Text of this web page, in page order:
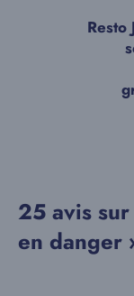
Resto
25 avis
en danger